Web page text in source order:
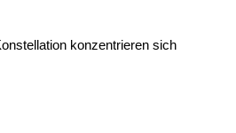
konzentrieren sich